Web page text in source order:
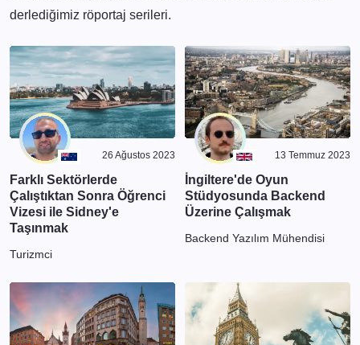
derlediğimiz röportaj serileri.
26 Ağustos 2023
Farklı Sektörlerde
Çalıştıktan Sonra Öğrenci
Vizesi ile Sidney'e
Taşınmak
Turizmci
13 Temmuz 2023
İngiltere'de Oyun
Stüdyosunda Backend
Üzerine Çalışmak
Backend Yazılım Mühendisi